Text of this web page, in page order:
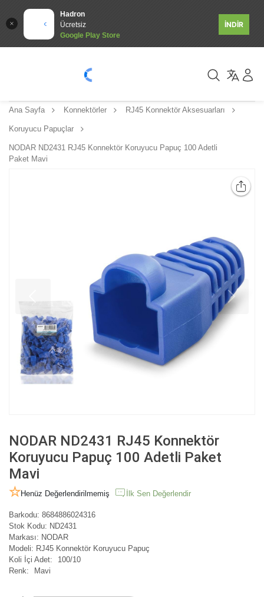
Hadron
Ücretsiz
Google Play Store
İNDİR
Ana Sayfa Konnektörler RJ45 Konnektör Aksesuarları
Koruyucu Papuçlar
NODAR ND2431 RJ45 Konnektör Koruyucu Papuç 100 Adetli
Paket Mavi
NODAR ND2431 RJ45 Konnektör
Koruyucu Papuç 100 Adetli Paket
Mavi
Henüz Değerlendirilmemiş İlk Sen Değerlendir
Barkodu: 8684886024316
Stok Kodu: ND2431
Markası: NODAR
Modeli: RJ45 Konnektör Koruyucu Papuç
Koli İçi Adet:
100/10
Renk:
Mavi